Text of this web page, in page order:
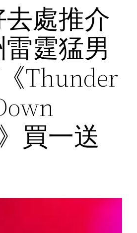
處推介
雷霆猛男
Thunder
買一送